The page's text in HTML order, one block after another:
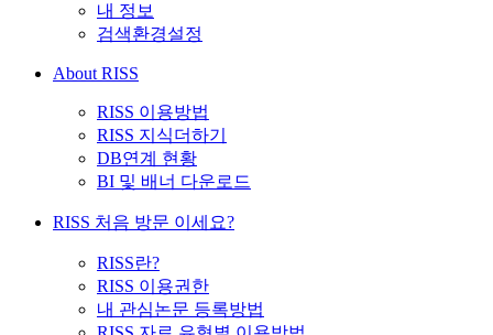
내 정보
검색환경설정
About RISS
RISS 이용방법
RISS 지식더하기
DB연계 현황
BI 및 배너 다운로드
RISS 처음 방문 이세요?
RISS란?
RISS 이용권한
내 관심논문 등록방법